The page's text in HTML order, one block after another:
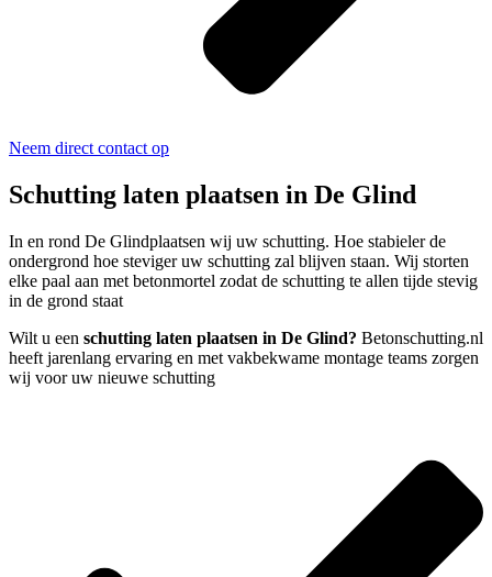
Neem direct contact op
Schutting laten plaatsen in De Glind
In en rond De Glindplaatsen wij uw schutting. Hoe stabieler de
ondergrond hoe steviger uw schutting zal blijven staan. Wij storten
elke paal aan met betonmortel zodat de schutting te allen tijde stevig
in de grond staat
Wilt u een schutting laten plaatsen in De Glind? Betonschutting.nl
heeft jarenlang ervaring en met vakbekwame montage teams zorgen
wij voor uw nieuwe schutting